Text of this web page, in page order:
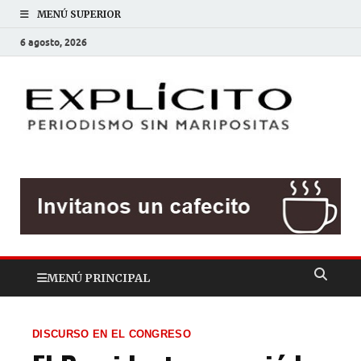
MENÚ SUPERIOR
6 agosto, 2026
MENÚ PRINCIPAL
DISCURSO EN EL CONGRESO